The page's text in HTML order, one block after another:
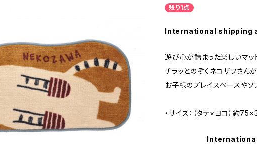
残り1点
International shipping
遊び心が詰まった楽しいマッ
チラッとのぞくネコザワさん
お子様のプレイスペースやソ
・サイズ：（タテ×ヨコ）約